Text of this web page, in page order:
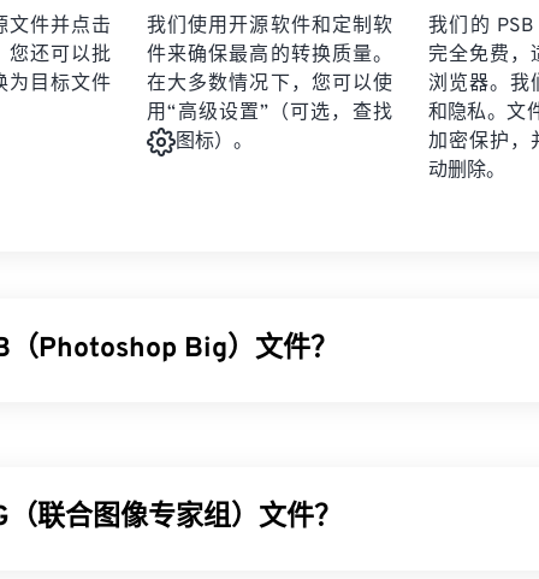
文件并点击
您还可以批
为目标文件
我们使用开源软件和定制软
件来确保最高的转换质量。
在大多数情况下，您可以使
用“高级设置”（可选，查找
图标）。
我们的
完全免费，
浏览器。我
和隐私。文
加密保护，
动删除。
（Photoshop Big）文件？
文件的理想选择。
联合图像专家组）文件？